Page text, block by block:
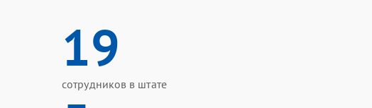
19
сотрудников в штате